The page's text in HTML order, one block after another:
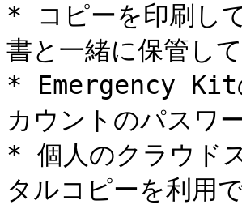
* コピーを印刷し
書と一緒に保管し
* Emergency Kit
カウントのパスワ
* 個人のクラウド
タルコピーを利用